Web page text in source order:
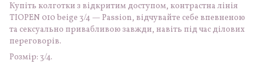
Купіть колготки з відкритим доступом, контрастна лінія
TIOPEN 010 beige 3/4 — Passion, відчувайте себе впевненою
та сексуально привабливою завжди, навіть під час ділових
переговорів.
Розмір: 3/4.